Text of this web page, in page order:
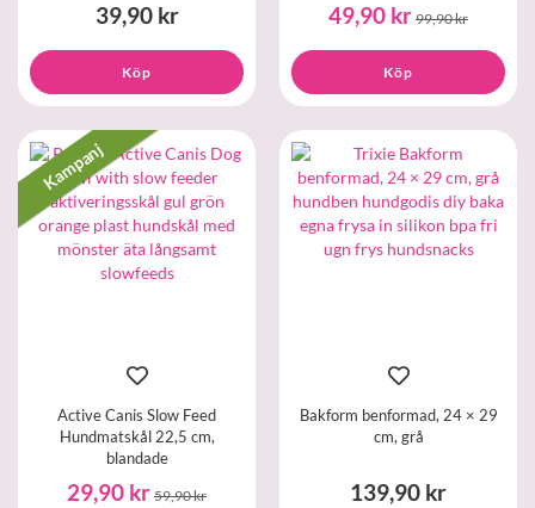
39,90 kr
Köp
49,90 kr 99,90 kr
Köp
Kampanj
Active Canis Slow Feed
Hundmatskål 22,5 cm,
blandade
29,90 kr 59,90 kr
Bakform benformad, 24 × 29
cm, grå
139,90 kr